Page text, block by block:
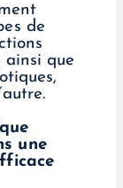
de
ainsi que
une